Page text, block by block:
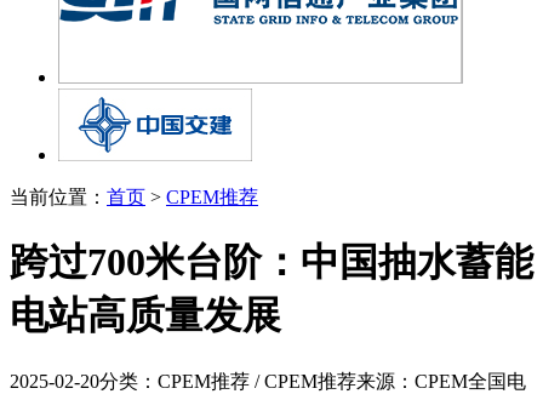
当前位置： 首页 > CPEM推荐
跨过700米台阶：中国抽水蓄能
电站高质量发展
2025-02-20分类：CPEM推荐 / CPEM推荐来源：CPEM全国电